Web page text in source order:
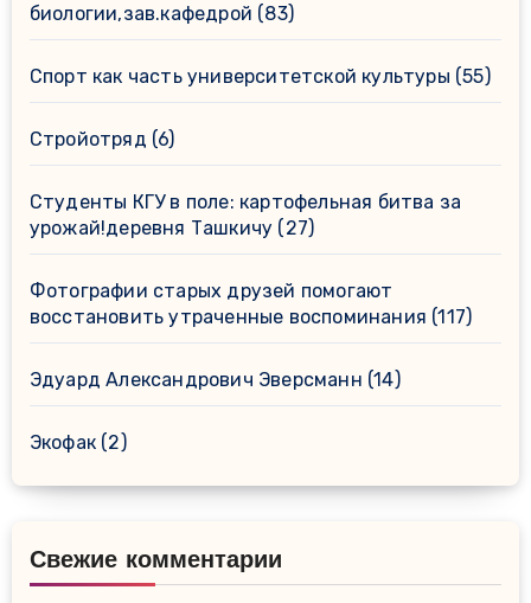
биологии,зав.кафедрой (83)
Спорт как часть университетской культуры (55)
Стройотряд (6)
Студенты КГУ в поле: картофельная битва за
урожай!деревня Ташкичу (27)
Фотографии старых друзей помогают
восстановить утраченные воспоминания (117)
Эдуард Александрович Эверсманн (14)
Экофак(2)
Свежие комментарии